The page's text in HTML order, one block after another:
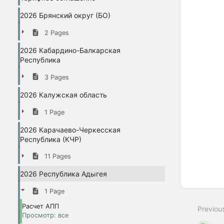
2026 Брянский округ (БО)
2 Pages
2026 Кабардино-Балкарская
Республика
3 Pages
2026 Калужская область
1 Page
2026 Карачаево-Черкесская
Республика (КЧР)
11 Pages
2026 Республика Адыгея
1 Page
Расчет АПП
Просмотр: все